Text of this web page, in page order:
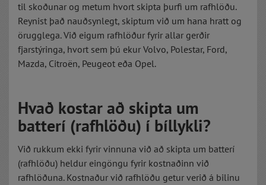
til skoðunar og metum hvort skipta þurfi um rafhlöðu.
Reynist það nauðsynlegt, skiptum við um hana hratt og
örugglega. Við eigum rafhlöður fyrir allar gerðir
fjarstýringa, hvort sem þú ekur Volvo, Polestar, Ford,
Mazda, Citroën, Peugeot eða Opel.
Hvað kostar að skipta um
batterí (rafhlöðu) í bíllykli?
Við rukkum ekki fyrir vinnuna við að skipta um batterí
(rafhlöðu) heldur eingöngu fyrir kostnaðinn við
rafhlöðuna. Kostnaður við rafhlöðu getur verið á bilinu